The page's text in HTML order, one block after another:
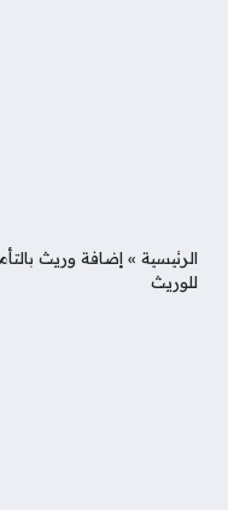
الرئيسية » إضافة وريث
للوريث